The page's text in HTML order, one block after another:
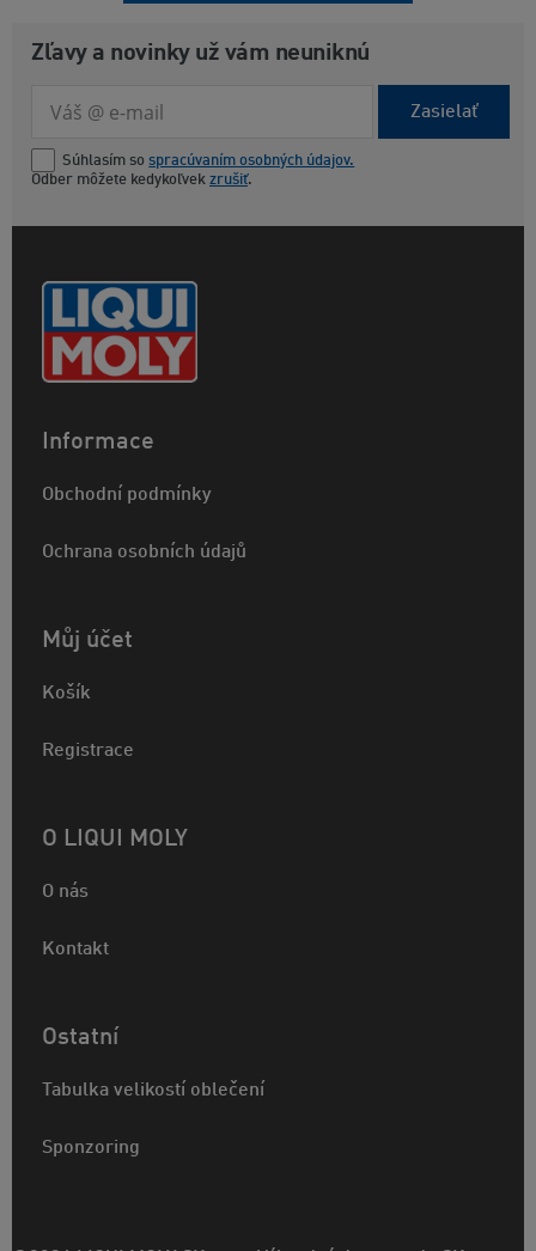
Zľavy a novinky už vám neuniknú
Zasielať
Súhlasím so spracúvaním osobných údajov.
Odber môžete kedykoľvek zrušiť.
Informace
Obchodní podmínky
Ochrana osobních údajů
Můj účet
Košík
Registrace
O LIQUI MOLY
O nás
Kontakt
Ostatní
Tabulka velikostí oblečení
Sponzoring